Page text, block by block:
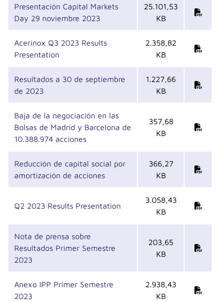
Presentación Capital Markets
Day 29 noviembre 2023
25.101,53
KB
Acerinox Q3 2023 Results
Presentation
2.358,82
KB
Resultados a 30 de septiembre
de 2023
1.227,66
KB
Baja de la negociación en las
Bolsas de Madrid y Barcelona de
10.388.974 acciones
357,68
KB
Reducción de capital social por
amortización de acciones
366,27
KB
Q2 2023 Results Presentation
3.058,43
KB
Nota de prensa sobre
Resultados Primer Semestre
2023
203,65
KB
Anexo IPP Primer Semestre
2023
2.938,43
KB